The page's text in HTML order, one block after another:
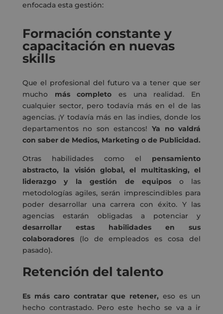
enfocada esta gestión:
Formación constante y
capacitación en nuevas
skills
Que el profesional del futuro va a tener que ser
mucho más completo es una realidad. En
cualquier sector, pero todavía más en el de las
agencias. ¡Y todavía más en las indies, donde los
departamentos no son estancos!Ya no valdrá
con saber de Medios, Marketing o de Publicidad.
Otras habilidades como el pensamiento
abstracto, la visión global, el multitasking, el
liderazgo y la gestión de equipos o las
metodologías agiles, serán imprescindibles para
poder desarrollar una carrera con éxito. Y las
agencias estarán obligadas a potenciar y
desarrollar
estas habilidades en sus
colaboradores(lo de empleados es cosa del
pasado).
Retención del talento
Es más caro contratar que retener, eso es un
hecho contrastado. Pero este hecho se va a ir